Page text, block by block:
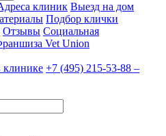
клиник Выезд на дом
Подбор клички
Отзывы Социальная
Vet Union
клинике +7 (495) 215-53-88 –